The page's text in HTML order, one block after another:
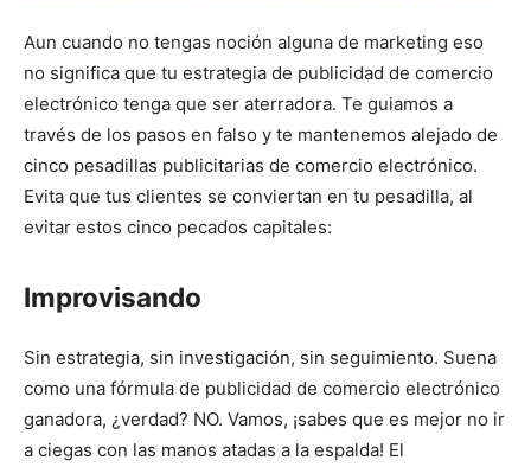
Aun cuando no tengas noción alguna de marketing eso
no significa que tu estrategia de publicidad de comercio
electrónico tenga que ser aterradora. Te guiamos a
través de los pasos en falso y te mantenemos alejado de
cinco pesadillas publicitarias de comercio electrónico.
Evita que tus clientes se conviertan en tu pesadilla, al
evitar estos cinco pecados capitales:
Improvisando
Sin estrategia, sin investigación, sin seguimiento. Suena
como una fórmula de publicidad de comercio electrónico
ganadora, ¿verdad? NO. Vamos, ¡sabes que es mejor no ir
a ciegas con las manos atadas a la espalda! El